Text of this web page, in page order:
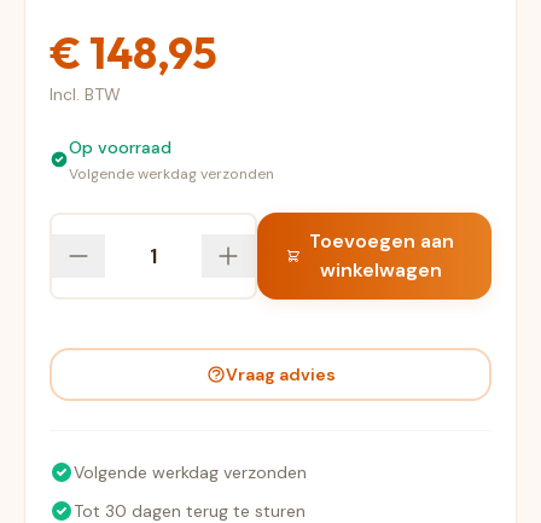
€ 148,95
Incl. BTW
Op voorraad
Volgende werkdag verzonden
Toevoegen aan
winkelwagen
Vraag advies
Volgende werkdag verzonden
Tot 30 dagen terug te sturen